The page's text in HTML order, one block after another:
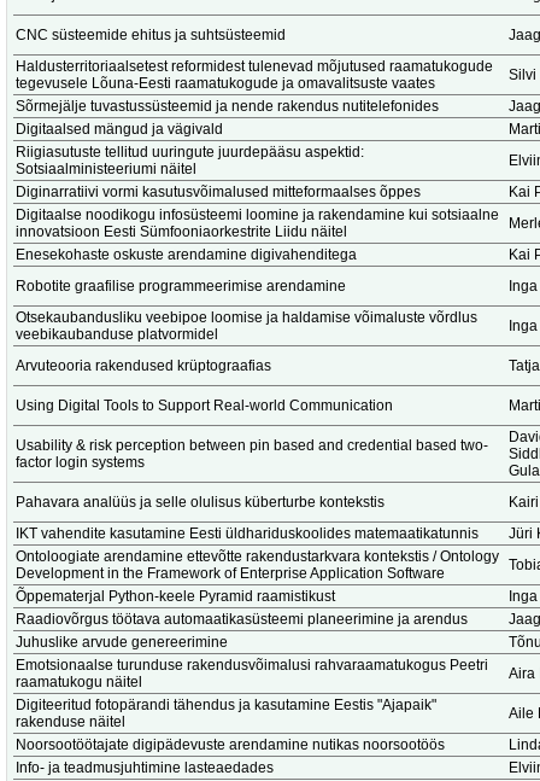
CNC süsteemide ehitus ja suhtsüsteemid
Haldusterritoriaalsetest reformidest tulenevad mõjutused raamatukogude
tegevusele Lõuna-Eesti raamatukogude ja omavalitsuste vaates
Silvi
Sõrmejälje tuvastussüsteemid ja nende rakendus nutitelefonides
Digitaalsed mängud ja vägivald
Riigiasutuste tellitud uuringute juurdepääsu aspektid:
Sotsiaalministeeriumi näitel
Diginarratiivi vormi kasutusvõimalused mitteformaalses õppes
Kai
Digitaalse noodikogu infosüsteemi loomine ja rakendamine kui sotsiaalne
innovatsioon Eesti Sümfooniaorkestrite Liidu näitel
Enesekohaste oskuste arendamine digivahenditega
Kai
Robotite graafilise programmeerimise arendamine
Otsekaubandusliku veebipoe loomise ja haldamise võimaluste võrdlus
veebikaubanduse platvormidel
Arvuteooria rakendused krüptograafias
Using Digital Tools to Support Real-world Communication
Usability & risk perception between pin based and credential based two-
factor login systems
Pahavara analüüs ja selle olulisus küberturbe kontekstis
IKT vahendite kasutamine Eesti üldhariduskoolides matemaatikatunnis
Jüri
Ontoloogiate arendamine ettevõtte rakendustarkvara kontekstis / Ontology
Development in the Framework of Enterprise Application Software
Õppematerjal Python-keele Pyramid raamistikust
Raadiovõrgus töötava automaatikasüsteemi planeerimine ja arendus
Juhuslike arvude genereerimine
Emotsionaalse turunduse rakendusvõimalusi rahvaraamatukogus Peetri
raamatukogu näitel
Aira
Digiteeritud fotopärandi tähendus ja kasutamine Eestis "Ajapaik"
rakenduse näitel
Aile
Noorsootöötajate digipädevuste arendamine nutikas noorsootöös
Info- ja teadmusjuhtimine lasteaedades